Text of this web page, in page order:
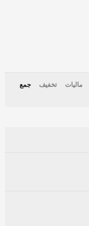
مالیات تخفیف جمع